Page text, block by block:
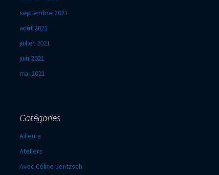
septembre 2021
août 2021
juillet 2021
juin 2021
mai 2021
Catégories
Ailleurs
Ateliers
Avec Céline Jentzsch